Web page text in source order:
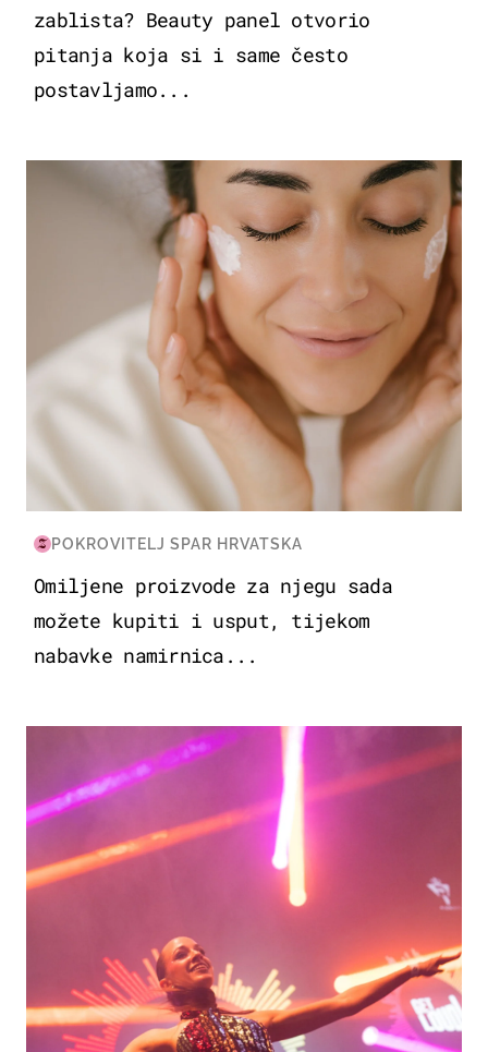
zablista? Beauty panel otvorio
pitanja koja si i same često
postavljamo...
MODA & LJEPOTA
POKROVITELJ SPAR HRVATSKA
Omiljene proizvode za njegu sada
možete kupiti i usput, tijekom
nabavke namirnica...
KULTURA & ZABAVA